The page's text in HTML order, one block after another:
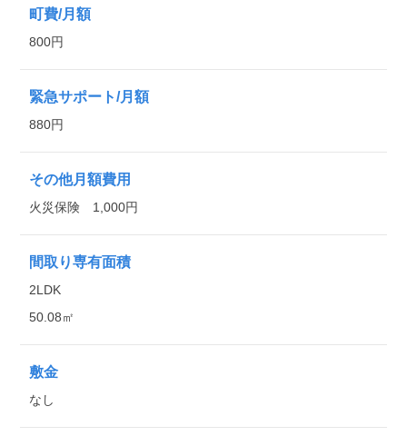
町費/月額
800円
緊急サポート/月額
880円
その他月額費用
火災保険 1,000円
間取り専有面積
2LDK
50.08㎡
敷金
なし